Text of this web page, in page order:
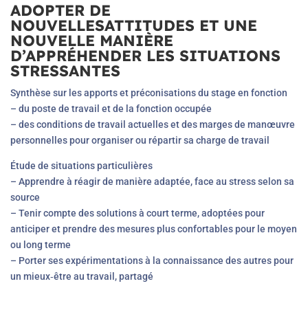
ADOPTER DE
NOUVELLESATTITUDES ET UNE
NOUVELLE MANIÈRE
D’APPRÉHENDER LES SITUATIONS
STRESSANTES
Synthèse sur les apports et préconisations du stage en fonction
– du poste de travail et de la fonction occupée
– des conditions de travail actuelles et des marges de manœuvre
personnelles pour organiser ou répartir sa charge de travail
Étude de situations particulières
– Apprendre à réagir de manière adaptée, face au stress selon sa
source
– Tenir compte des solutions à court terme, adoptées pour
anticiper et prendre des mesures plus confortables pour le moyen
ou long terme
– Porter ses expérimentations à la connaissance des autres pour
un mieux‐être au travail, partagé